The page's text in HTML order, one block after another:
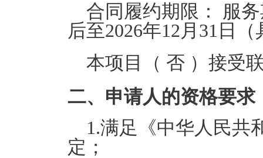
合同履约期限： 服
后至2026年12月31日
本项目（ 否 ）接受
二、申请人的资格要求
1.满足《中华人民共
定；